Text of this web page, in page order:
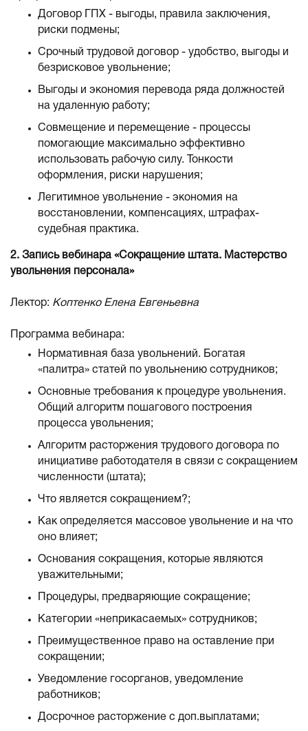
Договор ГПХ - выгоды, правила заключения,
риски подмены;
Срочный трудовой договор - удобство, выгоды и
безрисковое увольнение;
Выгоды и экономия перевода ряда должностей
на удаленную работу;
Совмещение и перемещение - процессы
помогающие максимально эффективно
использовать рабочую силу. Тонкости
оформления, риски нарушения;
Легитимное увольнение - экономия на
восстановлении, компенсациях, штрафах-
судебная практика.
2. Запись вебинара «Сокращение штата. Мастерство
увольнения персонала»
Лектор: Коптенко Елена Евгеньевна
Программа вебинара:
Нормативная база увольнений. Богатая
«палитра» статей по увольнению сотрудников;
Основные требования к процедуре увольнения.
Общий алгоритм пошагового построения
процесса увольнения;
Алгоритм расторжения трудового договора по
инициативе работодателя в связи с сокращением
численности (штата);
Что является сокращением?;
Как определяется массовое увольнение и на что
оно влияет;
Основания сокращения, которые являются
уважительными;
Процедуры, предваряющие сокращение;
Категории «неприкасаемых» сотрудников;
Преимущественное право на оставление при
сокращении;
Уведомление госорганов, уведомление
работников;
Досрочное расторжение с доп.выплатами;